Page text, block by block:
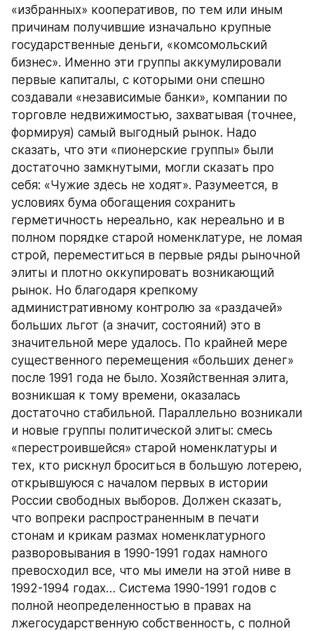
«избранных» кооперативов, по тем или иным
причинам получившие изначально крупные
государственные деньги, «комсомольский
бизнес». Именно эти группы аккумулировали
первые капиталы, с которыми они спешно
создавали «независимые банки», компании по
торговле недвижимостью, захватывая (точнее,
формируя) самый выгодный рынок. Надо
сказать, что эти «пионерские группы» были
достаточно замкнутыми, могли сказать про
себя: «Чужие здесь не ходят». Разумеется, в
условиях бума обогащения сохранить
герметичность нереально, как нереально и в
полном порядке старой номенклатуре, не ломая
строй, переместиться в первые ряды рыночной
элиты и плотно оккупировать возникающий
рынок. Но благодаря крепкому
административному контролю за «раздачей»
больших льгот (а значит, состояний) это в
значительной мере удалось. По крайней мере
существенного перемещения «больших денег»
после 1991 года не было. Хозяйственная элита,
возникшая к тому времени, оказалась
достаточно стабильной. Параллельно возникали
и новые группы политической элиты: смесь
«перестроившейся» старой номенклатуры и
тех, кто рискнул броситься в большую лотерею,
открывшуюся с началом первых в истории
России свободных выборов. Должен сказать,
что вопреки распространенным в печати
стонам и крикам размах номенклатурного
разворовывания в 1990-1991 годах намного
превосходил все, что мы имели на этой ниве в
1992-1994 годах… Система 1990-1991 годов с
полной неопределенностью в правах на
лжегосударственную собственность, с полной